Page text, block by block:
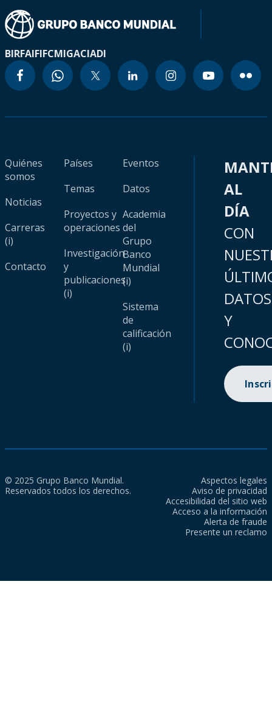
BIRFAIFIFCMIGACIADI
Quiénes
somos
Noticias
Carreras
(i)
Contacto
Países
Temas
Proyectos y
operaciones
Investigación
y
publicaciones
(i)
Eventos
Datos
Academia
del
Grupo
Banco
Mundial
(i)
Sistema
de
calificación
(i)
AL
DÍA
CON
DATOS
Y
© 2025 Grupo Banco Mundial.
Reservados todos los derechos.
Aspectos legales
Aviso de privacidad
Accesibilidad del sitio web
Acceso a la información
Alerta de fraude
Presente un reclamo